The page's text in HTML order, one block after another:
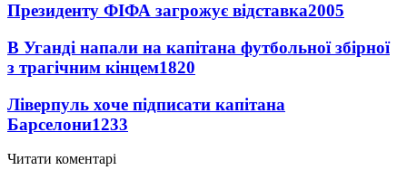
Президенту ФІФА загрожує відставка2005
В Уганді напали на капітана футбольної збірної
з трагічним кінцем1820
Ліверпуль хоче підписати капітана
Барселони1233
Читати коментарі